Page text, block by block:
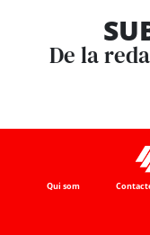
De la
Qui som